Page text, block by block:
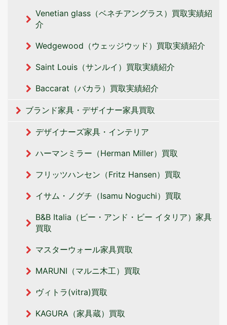
Venetian glass（ベネチアングラス）買取実績紹
介
Wedgewood（ウェッジウッド）買取実績紹介
Saint Louis（サンルイ）買取実績紹介
Baccarat（バカラ）買取実績紹介
ブランド家具・デザイナー家具買取
デザイナーズ家具・インテリア
ハーマンミラー（Herman Miller）買取
フリッツハンセン（Fritz Hansen）買取
イサム・ノグチ（Isamu Noguchi）買取
B&B Italia（ビー・アンド・ビー イタリア‎）家具
買取
マスターウォール家具買取
MARUNI（マルニ木工）買取
ヴィトラ(vitra)買取
KAGURA（家具蔵）買取